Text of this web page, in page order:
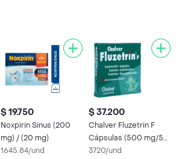
$ 19.750
Noxpirin Sinus (200
mg) / (20 mg)
1645.84/und
$ 37.200
Chalver Fluzetrin F
Cápsulas (500 mg/5
mg/10 mg)
3720/und